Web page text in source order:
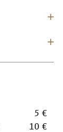
5 €
10 €